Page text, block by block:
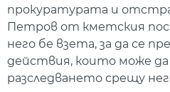
прокуратурата и
Петров от кметския
него бе взета, за да се
действия, които може
разследването срещу